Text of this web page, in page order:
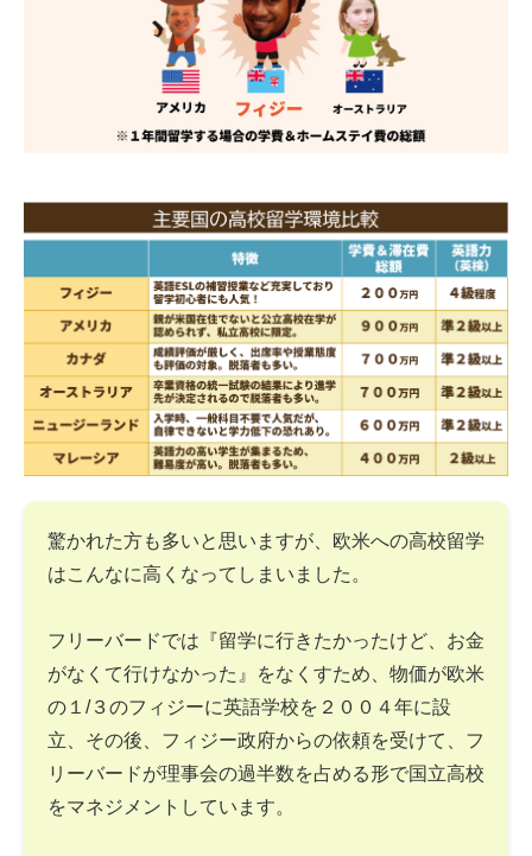
驚かれた方も多いと思いますが、欧米への高校留学
はこんなに高くなってしまいました。
フリーバードでは『留学に行きたかったけど、お金
がなくて行けなかった』をなくすため、物価が欧米
の１/３のフィジーに英語学校を２００４年に設
立、その後、フィジー政府からの依頼を受けて、フ
リーバードが理事会の過半数を占める形で国立高校
をマネジメントしています。